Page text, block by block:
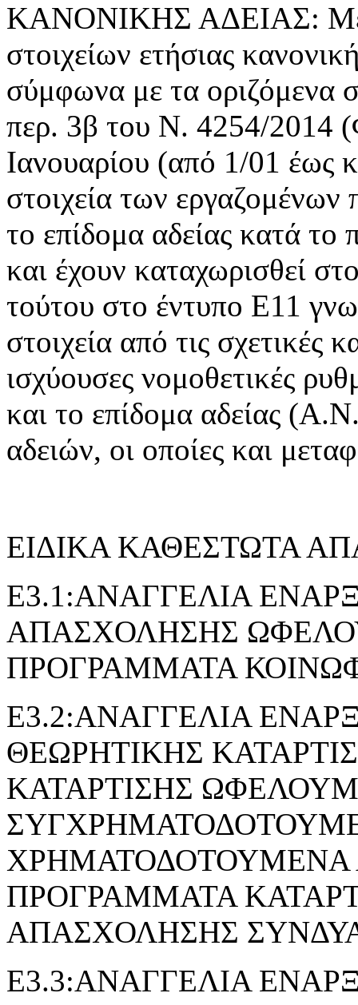
ΚΑΝΟΝΙΚΗΣ ΑΔΕΙΑΣ: Με
στοιχείων ετήσιας
σύμφωνα με τα
περ. 3β του Ν. 4254/2014
Ιανουαρίου (από 1/01 έως
στοιχεία των εργαζομένων
το επίδομα αδείας κατά το
και έχουν καταχωρισθεί
τούτου στο έντυπο Ε11
στοιχεία από τις σχετικές
ισχύουσες νομοθετικές
και το επίδομα αδείας
αδειών, οι οποίες και
ΕΙΔΙΚΑ ΚΑΘΕΣΤΩΤΑ
E3.1:ΑΝΑΓΓΕΛΙΑ
ΑΠΑΣΧΟΛΗΣΗΣ
ΠΡΟΓΡΑΜΜΑΤΑ
Ε3.2:ΑΝΑΓΓΕΛΙΑ
ΘΕΩΡΗΤΙΚΗΣ
ΚΑΤΑΡΤΙΣΗΣ
ΧΡΗΜΑΤΟΔΟΤΟΥΜΕΝΑ
ΠΡΟΓΡΑΜΜΑΤΑ
ΑΠΑΣΧΟΛΗΣΗΣ
Ε3.3:ΑΝΑΓΓΕΛΙΑ